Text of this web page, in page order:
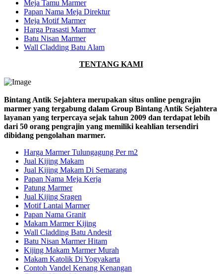
Meja Tamu Marmer
Papan Nama Meja Direktur
Meja Motif Marmer
Harga Prasasti Marmer
Batu Nisan Marmer
Wall Cladding Batu Alam
TENTANG KAMI
Bintang Antik Sejahtera merupakan situs online pengrajin
marmer yang tergabung dalam Group Bintang Antik Sejahtera
layanan yang terpercaya sejak tahun 2009 dan terdapat lebih
dari 50 orang pengrajin yang memiliki keahlian tersendiri
dibidang pengolahan marmer.
Harga Marmer Tulungagung Per m2
Jual Kijing Makam
Jual Kijing Makam Di Semarang
Papan Nama Meja Kerja
Patung Marmer
Jual Kijing Sragen
Motif Lantai Marmer
Papan Nama Granit
Makam Marmer Kijing
Wall Cladding Batu Andesit
Batu Nisan Marmer Hitam
Kijing Makam Marmer Murah
Makam Katolik Di Yogyakarta
Contoh Vandel Kenang Kenangan